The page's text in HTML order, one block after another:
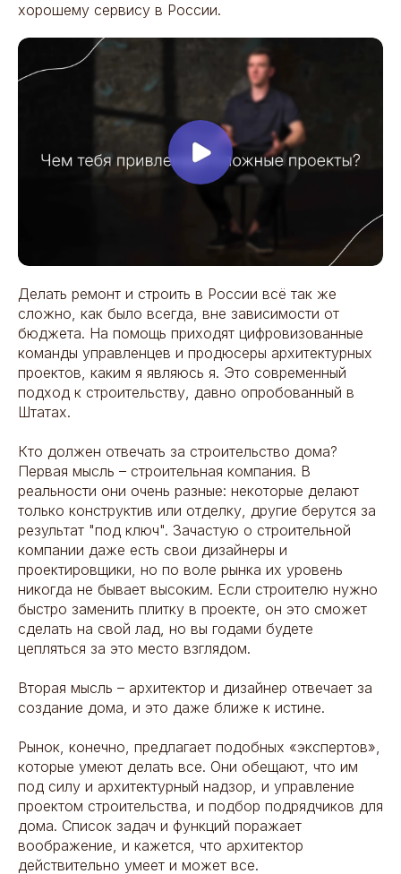
хорошему сервису в России.
Делать ремонт и строить в России всё так же
сложно, как было всегда, вне зависимости от
бюджета. На помощь приходят цифровизованные
команды управленцев и продюсеры архитектурных
проектов, каким я являюсь я. Это современный
подход к строительству, давно опробованный в
Штатах.
Кто должен отвечать за строительство дома?
Первая мысль – строительная компания. В
реальности они очень разные: некоторые делают
только конструктив или отделку, другие берутся за
результат "под ключ". Зачастую о строительной
компании даже есть свои дизайнеры и
проектировщики, но по воле рынка их уровень
никогда не бывает высоким. Если строителю нужно
быстро заменить плитку в проекте, он это сможет
сделать на свой лад, но вы годами будете
цепляться за это место взглядом.
Вторая мысль – архитектор и дизайнер отвечает за
создание дома, и это даже ближе к истине.
Рынок, конечно, предлагает подобных «экспертов»,
которые умеют делать все. Они обещают, что им
под силу и архитектурный надзор, и управление
проектом строительства, и подбор подрядчиков для
дома. Список задач и функций поражает
воображение, и кажется, что архитектор
действительно умеет и может все.